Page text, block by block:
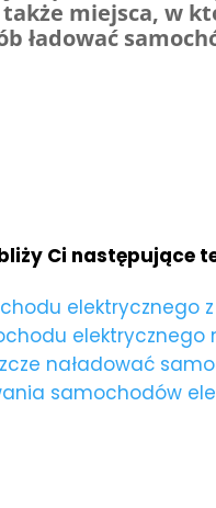
miejsca, w
ładować
Ci następujące
elektrycznego
elektrycznego
naładować
samochodów